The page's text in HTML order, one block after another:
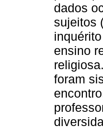
dados
sujeitos
ensino
foram